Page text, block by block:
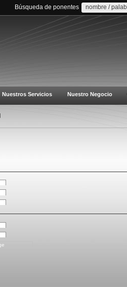
Búsqueda de ponentes
Nuestros Servicios Nuestro Negocio